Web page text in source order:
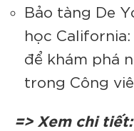
Bảo tàng De
học
để khám phá
trong Công
=> Xem chi tiết: